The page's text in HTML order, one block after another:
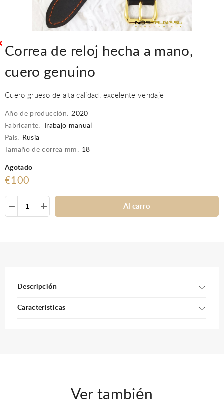
Correa de reloj hecha a mano,
cuero genuino
Cuero grueso de alta calidad, excelente vendaje
Año de producción: 2020
Fabricante:
Trabajo manual
Pais:
Rusia
Tamaño de correa mm: 18
Agotado
€100
Al carro
Descripción
Caracteristicas
Ver también